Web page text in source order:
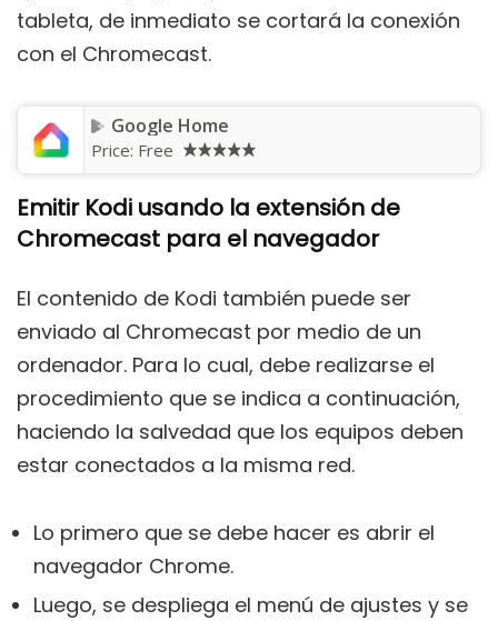
tableta, de inmediato se cortará la conexión
con el Chromecast.
Google Home
Price: Free
Emitir Kodi usando la extensión de
Chromecast para el navegador
El contenido de Kodi también puede ser
enviado al Chromecast por medio de un
ordenador. Para lo cual, debe realizarse el
procedimiento que se indica a continuación,
haciendo la salvedad que los equipos deben
estar conectados a la misma red.
Lo primero que se debe hacer es abrir el
navegador Chrome.
Luego, se despliega el menú de ajustes y se